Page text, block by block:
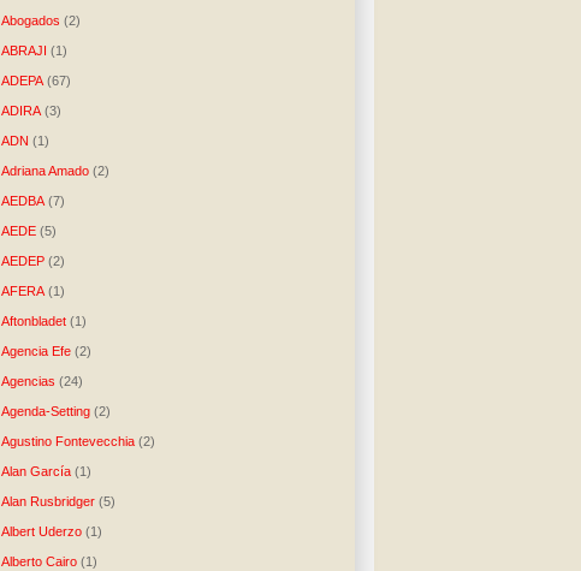
Abogados (2)
ABRAJI (1)
ADEPA (67)
ADIRA (3)
ADN (1)
Adriana Amado (2)
AEDBA (7)
AEDE (5)
AEDEP (2)
AFERA (1)
Aftonbladet (1)
Agencia Efe (2)
Agencias (24)
Agenda-Setting (2)
Agustino Fontevecchia (2)
Alan García (1)
Alan Rusbridger (5)
Albert Uderzo (1)
Alberto Cairo (1)